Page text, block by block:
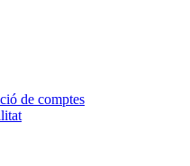
de comptes